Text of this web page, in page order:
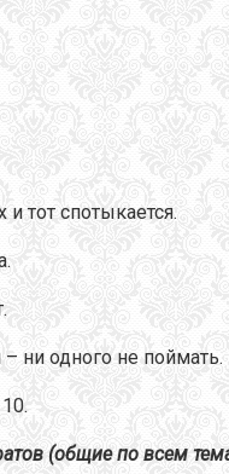
и тот спотыкается.
ни одного не поймать.
(общие по всем